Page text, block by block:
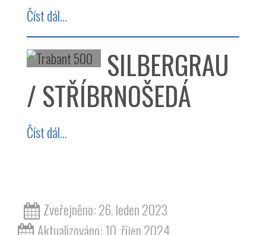
Číst dál...
SILBERGRAU
/ STŘÍBRNOŠEDÁ
Číst dál...
Zveřejněno: 26. leden 2023
Aktualizováno: 10. říjen 2024